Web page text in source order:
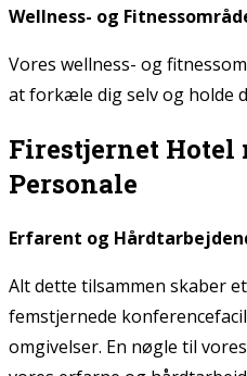
Wellness- og
Vores wellness- og
at forkæle dig selv og holde
Firestjernet Hotel
Personale
Erfarent og
Alt dette tilsammen skaber
femstjernede
omgivelser. En nøgle til